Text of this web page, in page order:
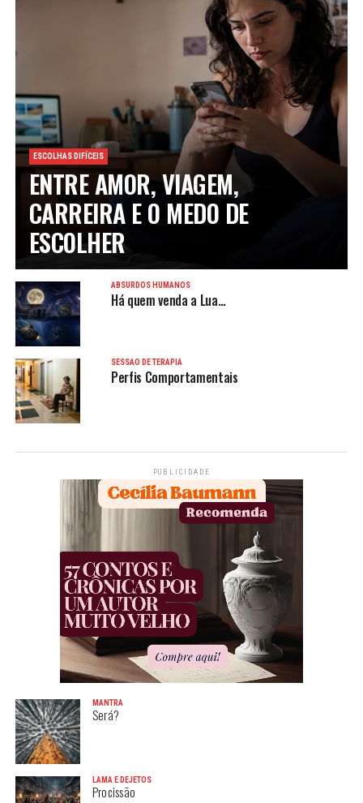
ESCOLHAS DIFÍCEIS
ENTRE AMOR, VIAGEM,
CARREIRA E O MEDO DE
ESCOLHER
ABSURDOS HUMANOS
Há quem venda a Lua…
SESSÃO DE TERAPIA
Perfis Comportamentais
PUBLICIDADE
MANTRA
Será?
LAMA E DEJETOS
Procissão